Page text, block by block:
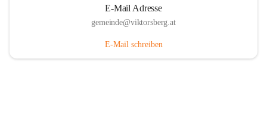
E-Mail Adresse
gemeinde@viktorsberg.at
E-Mail schreiben